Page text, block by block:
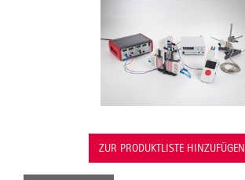
ZUR PRODUKTLISTE HINZUFÜGEN